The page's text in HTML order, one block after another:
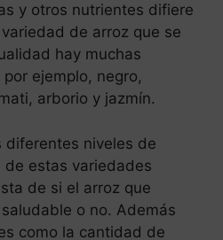
y otros nutrientes difiere
de arroz que se
hay muchas
ejemplo, negro,
arborio y jazmín.
diferentes niveles de
estas variedades
de si el arroz que
o no. Además
como la cantidad de